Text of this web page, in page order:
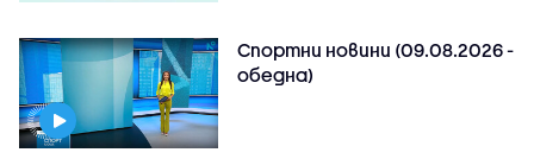
Спортни новини (09.08.2026 -
обедна)